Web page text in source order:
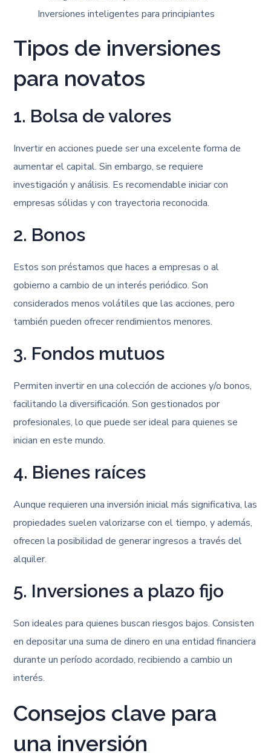
Tipos de inversiones
para novatos
1. Bolsa de valores
Invertir en acciones puede ser una excelente forma de
aumentar el capital. Sin embargo, se requiere
investigación y análisis. Es recomendable iniciar con
empresas sólidas y con trayectoria reconocida.
2. Bonos
Estos son préstamos que haces a empresas o al
gobierno a cambio de un interés periódico. Son
considerados menos volátiles que las acciones, pero
también pueden ofrecer rendimientos menores.
3. Fondos mutuos
Permiten invertir en una colección de acciones y/o bonos,
facilitando la diversificación. Son gestionados por
profesionales, lo que puede ser ideal para quienes se
inician en este mundo.
4. Bienes raíces
Aunque requieren una inversión inicial más significativa, las
propiedades suelen valorizarse con el tiempo, y además,
ofrecen la posibilidad de generar ingresos a través del
alquiler.
5. Inversiones a plazo fijo
Son ideales para quienes buscan riesgos bajos. Consisten
en depositar una suma de dinero en una entidad financiera
durante un período acordado, recibiendo a cambio un
interés.
Consejos clave para
una inversión